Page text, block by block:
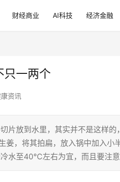
财经商业 AI科技 经济金融
只一两个
资讯
片放到水里，其实并不是这样
，将其拍扁，放入锅中加入小
水至40℃左右为宜，而且要注意